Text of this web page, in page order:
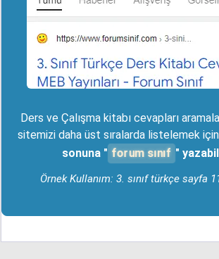
Ders ve Çalışma kitabı cevapları
sitemizi daha üst sıralarda listelemek için
sonuna " forum sınıf "
Örnek Kullanım: 3. sınıf türkçe sayfa